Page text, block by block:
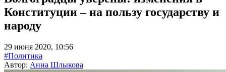
Конституции – на пользу государству и
народу
29 июня 2020, 10:56
#Политика
Автор: Анна Шлыкова